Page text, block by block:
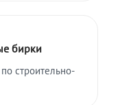
бирки
строительно-